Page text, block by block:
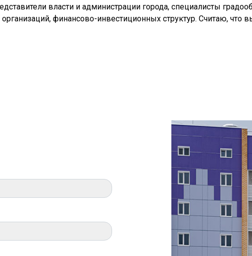
власти и администрации города, специалисты
финансово-инвестиционных структур. Считаю, что